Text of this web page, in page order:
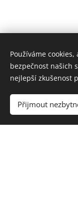
Používáme
bezpečnost našich
nejlepší zkušenost
Přijmout